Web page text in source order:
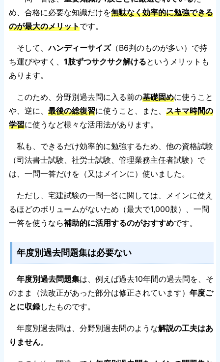
め、合格に必要な知識だけを無駄なく効率的に勉強できる
のが最大のメリットです。
そして、ハンディーサイズ（B6判のものが多い）で持
ち運びやすく、 1肢ずつサクサク解けるというメリットも
あります。
このため、分野別過去問に入る前の基礎固めに使うこと
や、逆に、 最後の総復習に使うこと、また、 スキマ時間の
学習に使うなど様々な活用法があります。
私も、できるだけ効率的に勉強するため、他の資格試験
（司法書士試験、社労士試験、管理業務主任者試験）で
は、一問一答だけを（又はメインに）使いました。
ただし、宅建試験の一問一答に関しては、メインに使え
るほどのボリュームがないため（最大で1,000肢）、一問
一答を使うなら補助的に活用するのがおすすめです。
年度別過去問題集は必要ない
年度別過去問題集は、例えば過去10年間の過去問を、そ
のまま（法改正があった部分は修正されています） 年度ご
とに収録したものです。
年度別過去問は、分野別過去問のような解説の工夫はあ
りません。